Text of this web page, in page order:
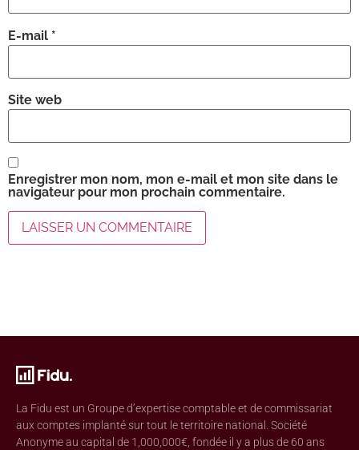
E-mail *
Site web
Enregistrer mon nom, mon e-mail et mon site dans le
navigateur pour mon prochain commentaire.
La Fidu est un Groupe d’expertise comptable et de commissariat
aux comptes implanté sur tout le territoire national. Société
Anonyme au capital de 1,000,000€, fondée il y a plus de 60 ans